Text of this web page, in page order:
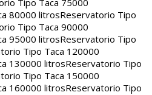
Tipo Taca 75000
80000 litrosReservatorio Tipo
Tipo Taca 90000
95000 litrosReservatorio Tipo
Tipo Taca 120000
130000 litrosReservatorio Tipo
Tipo Taca 150000
160000 litrosReservatorio Tipo